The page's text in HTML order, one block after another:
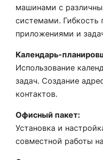
машинами с
системами. Гибкость
приложениями и
Календарь-
Использование
задач. Создание
контактов.
Офисный пакет:
Установка и
совместной работы